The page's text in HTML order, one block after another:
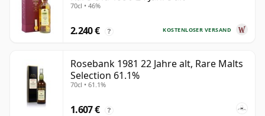
70cl • 46%
KOSTENLOSER VERSAND
2.240 € ?
Rosebank 1981 22 Jahre alt, Rare Malts
Selection 61.1%
70cl • 61.1%
1.607 € ?